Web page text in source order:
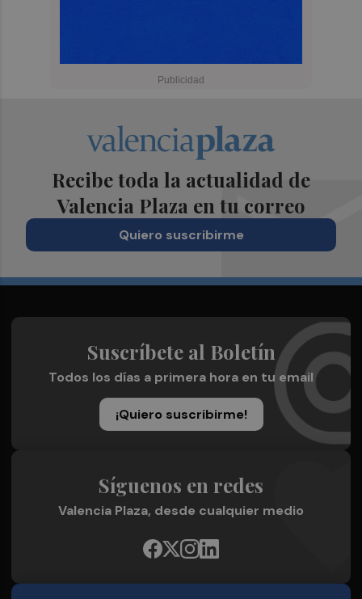
Recibe toda la actualidad de
Valencia Plaza en tu correo
Quiero suscribirme
Suscríbete al Boletín
Todos los días a primera hora en tu email
¡Quiero suscribirme!
Síguenos en redes
Valencia Plaza, desde cualquier medio